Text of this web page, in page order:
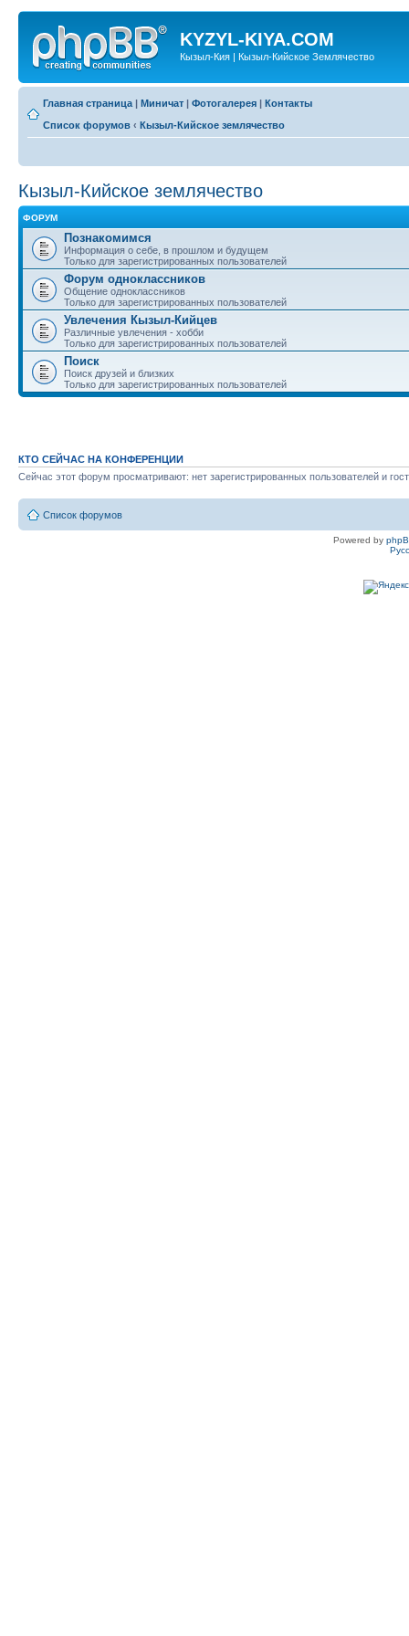
KYZYL-KIYA.COM
Кызыл-Кия | Кызыл-Кийское Землячество
Главная страница | Миничат | Фотогалерея | Контакты
Список форумов ‹ Кызыл-Кийское землячество
Кызыл-Кийское землячество
ФОРУМ
Познакомимся
Информация о себе, в прошлом и будущем
Только для зарегистрированных пользователей
Форум одноклассников
Общение одноклассников
Только для зарегистрированных пользователей
Увлечения Кызыл-Кийцев
Различные увлечения - хобби
Только для зарегистрированных пользователей
Поиск
Поиск друзей и близких
Только для зарегистрированных пользователей
КТО СЕЙЧАС НА КОНФЕРЕНЦИИ
Сейчас этот форум просматривают: нет зарегистрированных пользователей и
Список форумов
Powered by